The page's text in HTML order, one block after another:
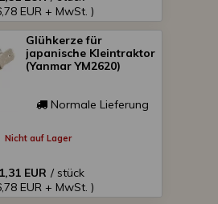
EUR + MwSt. )
Glühkerze für
japanische Kleintraktor
(Yanmar YM2620)
Normale Lieferung
Nicht auf Lager
EUR / stück
EUR + MwSt. )